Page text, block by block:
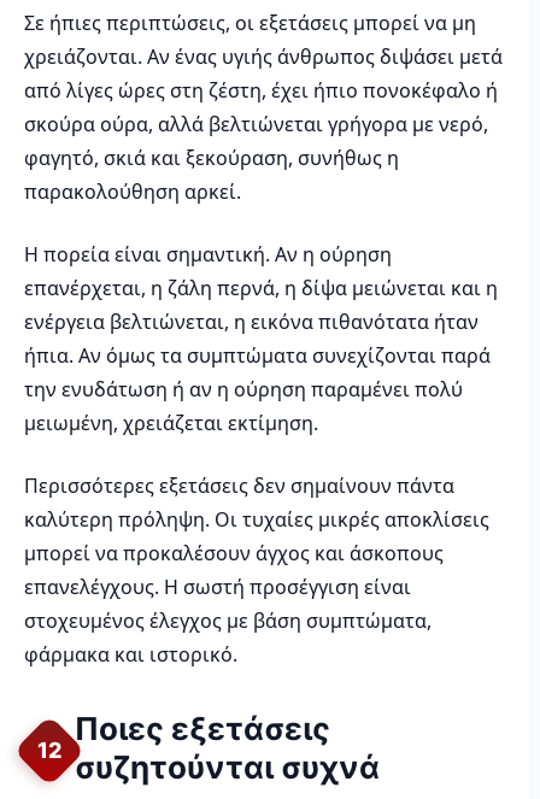
Σε ήπιες περιπτώσεις, οι εξετάσεις μπορεί να μη
χρειάζονται. Αν ένας υγιής άνθρωπος διψάσει μετά
από λίγες ώρες στη ζέστη, έχει ήπιο πονοκέφαλο ή
σκούρα ούρα, αλλά βελτιώνεται γρήγορα με νερό,
φαγητό, σκιά και ξεκούραση, συνήθως η
παρακολούθηση αρκεί.
Η πορεία είναι σημαντική. Αν η ούρηση
επανέρχεται, η ζάλη περνά, η δίψα μειώνεται και η
ενέργεια βελτιώνεται, η εικόνα πιθανότατα ήταν
ήπια. Αν όμως τα συμπτώματα συνεχίζονται παρά
την ενυδάτωση ή αν η ούρηση παραμένει πολύ
μειωμένη, χρειάζεται εκτίμηση.
Περισσότερες εξετάσεις δεν σημαίνουν πάντα
καλύτερη πρόληψη. Οι τυχαίες μικρές αποκλίσεις
μπορεί να προκαλέσουν άγχος και άσκοπους
επανελέγχους. Η σωστή προσέγγιση είναι
στοχευμένος έλεγχος με βάση συμπτώματα,
φάρμακα και ιστορικό.
12
Ποιες εξετάσεις
συζητούνται συχνά